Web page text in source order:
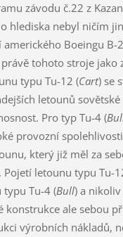
závodu č.22 z
hlediska nebyl ničím
amerického Boeingu B-
tohoto stroje jako
typu Tu-12 (Cart) se
letounů
Pro typ Tu-4 (
provozní
který již měl za
Pojetí letounu typu Tu-
Tu-4 (Bull) a
konstrukce ale sebou
výrobních nákladů,